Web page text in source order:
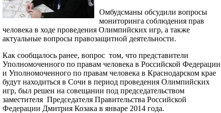
Омбудсманы обсудили вопросы
мониторинга соблюдения прав
человека в ходе проведения Олимпийских игр, а также
актуальные вопросы правозащитной деятельности.
Как сообщалось ранее, вопрос том, что представители
Уполномоченного по правам человека в Российской Федерации
и Уполномоченного по правам человека в Краснодарском крае
будут находиться в Сочи в период проведения Олимпийских
игр, был решен на совещании под председательством
заместителя Председателя Правительства Российской
Федерации Дмитрия Козака в январе 2014 года.